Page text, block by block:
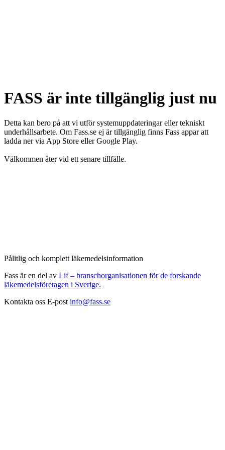
FASS är inte tillgänglig just nu
Detta kan bero på att vi utför systemuppdateringar eller tekniskt
underhållsarbete. Om Fass.se ej är tillgänglig finns Fass appar att
ladda ner via App Store eller Google Play.
Välkommen åter vid ett senare tillfälle.
Pålitlig och komplett läkemedelsinformation
Fass är en del av Lif – branschorganisationen för de forskande
läkemedelsföretagen i Sverige.
Kontakta oss E-post info@fass.se